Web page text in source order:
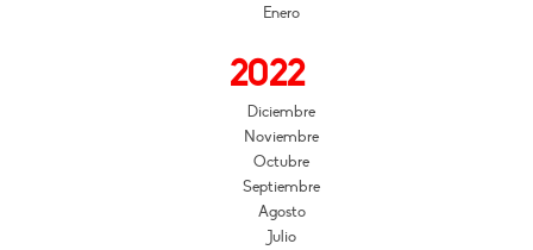
Enero
2022
Diciembre
Noviembre
Octubre
Septiembre
Agosto
Julio